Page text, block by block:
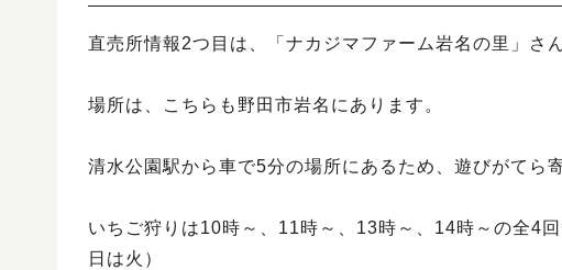
直売所情報2つ目は、「ナカジマファーム岩名の里」さん
場所は、こちらも野田市岩名にあります。
清水公園駅から車で5分の場所にあるため、遊びがてら
いちご狩りは10時～、11時～、13時～、14時～の全4
日は火）